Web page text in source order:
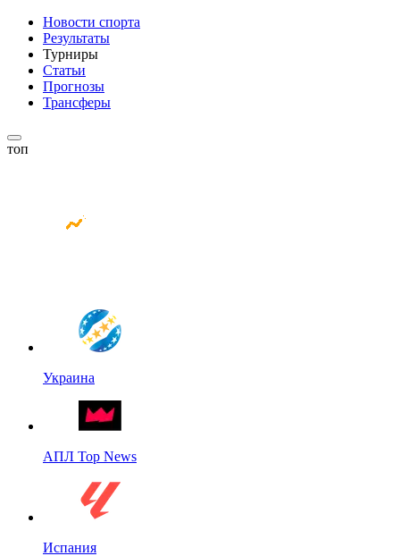
Новости спорта
Результаты
Турниры
Статьи
Прогнозы
Трансферы
топ
Украина
АПЛ Top News
Испания